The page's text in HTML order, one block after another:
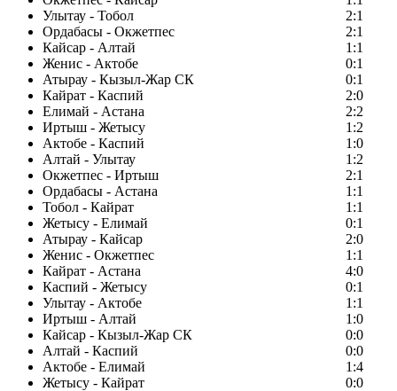
Улытау - Тобол
2:1
Ордабасы - Окжетпес
2:1
Кайсар - Алтай
1:1
Женис - Актобе
0:1
Атырау - Кызыл-Жар СК
0:1
Кайрат - Каспий
2:0
Елимай - Астана
2:2
Иртыш - Жетысу
1:2
Актобе - Каспий
1:0
Алтай - Улытау
1:2
Окжетпес - Иртыш
2:1
Ордабасы - Астана
1:1
Тобол - Кайрат
1:1
Жетысу - Елимай
0:1
Атырау - Кайсар
2:0
Женис - Окжетпес
1:1
Кайрат - Астана
4:0
Каспий - Жетысу
0:1
Улытау - Актобе
1:1
Иртыш - Алтай
1:0
Кайсар - Кызыл-Жар СК
0:0
Алтай - Каспий
0:0
Актобе - Елимай
1:4
Жетысу - Кайрат
0:0